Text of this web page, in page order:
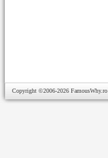
Copyright ©2006-2026 FamousWhy.ro